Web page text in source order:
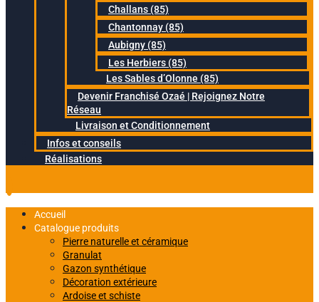
Challans (85)
Chantonnay (85)
Aubigny (85)
Les Herbiers (85)
Les Sables d’Olonne (85)
Devenir Franchisé Ozaé | Rejoignez Notre
Réseau
Livraison et Conditionnement
Infos et conseils
Réalisations
Accueil
Catalogue produits
Pierre naturelle et céramique
Granulat
Gazon synthétique
Décoration extérieure
Ardoise et schiste